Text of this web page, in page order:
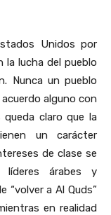
Unidos por
la lucha del pueblo
Nunca un pueblo
alguno con
claro que la
un carácter
de clase se
árabes y
“volver a Al Quds”
en realidad